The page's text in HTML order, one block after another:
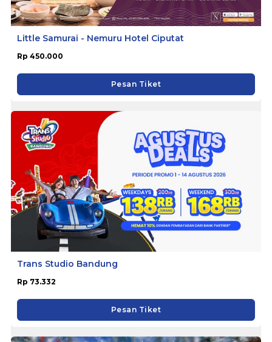
Little Samurai - Nemuru Hotel Ciputat
Rp 450.000
Pesan Tiket
Trans Studio Bandung
Rp 73.332
Pesan Tiket